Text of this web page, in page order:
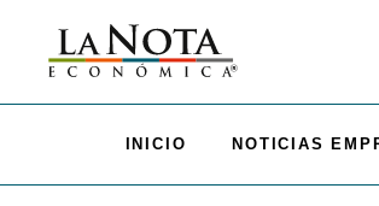
INICIO NOTICIAS